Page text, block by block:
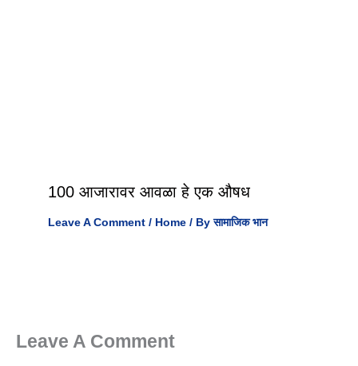
100 आजारावर आवळा हे एक औषध
Leave A Comment / Home / Byसामाजिक भान
Leave A Comment